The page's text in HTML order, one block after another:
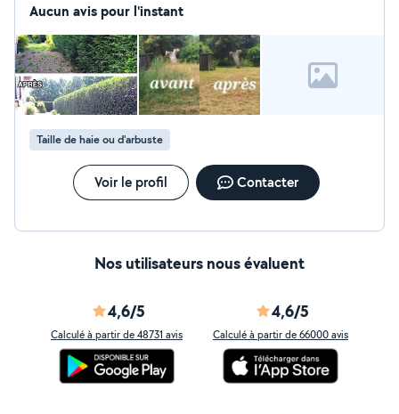
également des petits travaux de maçonnerie (bordures,
effectué en équipe, avec sérieux, professionnalisme et
assurance comprise. Déplacement et devis gratuits.
Travail propre et soigné garanti. J'interviens sur le bassin
d'Arcachon et les alentours. Je reste joignable au 06/10
72 58 33 Bien cordialement, Kenzo Dupré
Aucun avis pour l'instant
Taille de haie ou d'arbuste
Voir le profil Contacter
Nos utilisateurs nous évaluent
4,6/5
Calculé à partir de 48731 avis
4,6/5
Calculé à partir de 66000 avis